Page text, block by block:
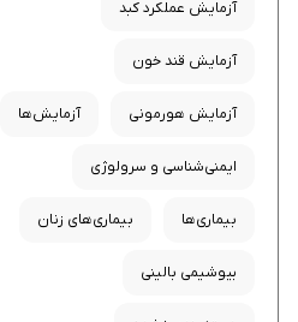
درباره ما
آزمایش عملکرد کبد
آزمایش قند خون
آزمایش هورمونی آزمایش‌ها
ایمنی‌شناسی و سرولوژی
بیماری‌ها بیماری‌های زنان
بیوشیمی بالینی